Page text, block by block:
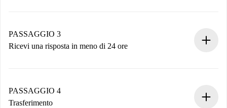
non accetta.
PASSAGGIO 3
Ricevi una risposta in meno di 24 ore
contatto con il proprietario.
Se rifiutata: non ti addebiteremo nulla e ti proporremo
PASSAGGIO 4
Trasferimento